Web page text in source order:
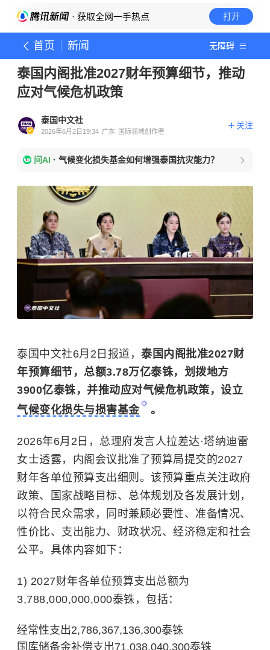
· 获取全网一手热点 打开
首页 新闻 无障碍
泰国内阁批准2027财年预算细节，推动
应对气候危机政策
泰国中文社
2026年6月2日19:34 广东 国际领域创作者
关注
问AI · 气候变化损失基金如何增强泰国抗灾能力？
泰国中文社6月2日报道， 泰国内阁批准2027财
年预算细节，总额3.78万亿泰铢，划拨地方
3900亿泰铢，并推动应对气候危机政策，设立
气候变化损失与损害基金
。
2026年6月2日，总理府发言人拉差达·塔纳迪雷
女士透露，内阁会议批准了预算局提交的2027
财年各单位预算支出细则。该预算重点关注政府
政策、国家战略目标、总体规划及各发展计划，
以符合民众需求，同时兼顾必要性、准备情况、
性价比、支出能力、财政状况、经济稳定和社会
公平。具体内容如下：
1) 2027财年各单位预算支出总额为
3,788,000,000,000泰铢，包括：
经常性支出2,786,367,136,300泰铢
国库储备金补偿支出71,038,040,300泰铢